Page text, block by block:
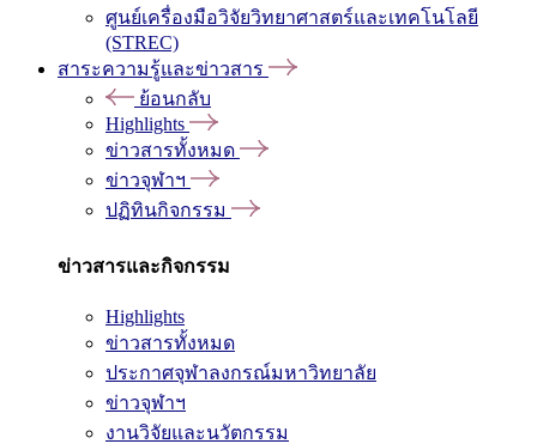
ศูนย์เครื่องมือวิจัยวิทยาศาสตร์และเทคโนโลยี
(STREC)
สาระความรู้และข่าวสาร
ย้อนกลับ
Highlights
ข่าวสารทั้งหมด
ข่าวจุฬาฯ
ปฏิทินกิจกรรม
ข่าวสารและกิจกรรม
Highlights
ข่าวสารทั้งหมด
ประกาศจุฬาลงกรณ์มหาวิทยาลัย
ข่าวจุฬาฯ
งานวิจัยและนวัตกรรม